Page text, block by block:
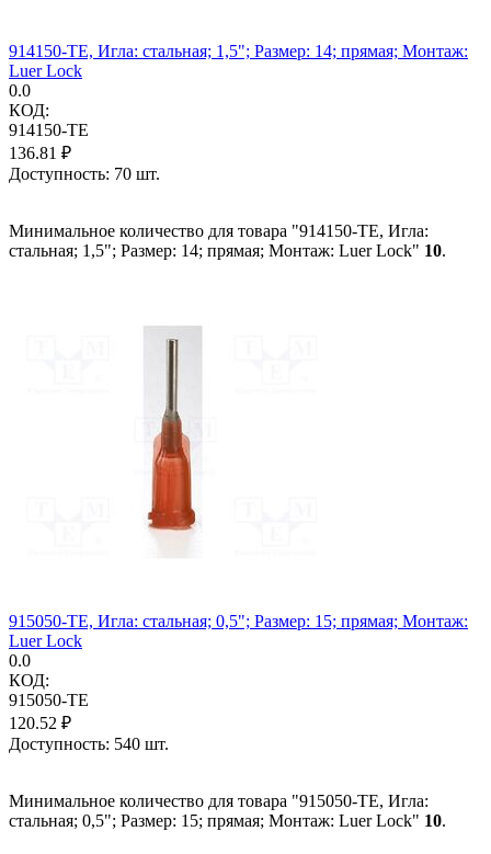
914150-TE, Игла: стальная; 1,5"; Размер: 14; прямая; Монтаж:
Luer Lock
0.0
КОД:
914150-TE
136.81 ₽
Доступность: 70 шт.
Минимальное количество для товара "914150-TE, Игла:
стальная; 1,5"; Размер: 14; прямая; Монтаж: Luer Lock" 10.
915050-TE, Игла: стальная; 0,5"; Размер: 15; прямая; Монтаж:
Luer Lock
0.0
КОД:
915050-TE
120.52 ₽
Доступность: 540 шт.
Минимальное количество для товара "915050-TE, Игла:
стальная; 0,5"; Размер: 15; прямая; Монтаж: Luer Lock" 10.